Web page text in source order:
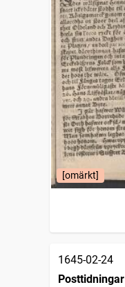
[omärkt]
1645-02-24
Posttidningar